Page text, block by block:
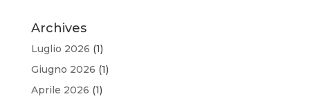
Archives
Luglio 2026 (1)
Giugno 2026 (1)
Aprile 2026 (1)